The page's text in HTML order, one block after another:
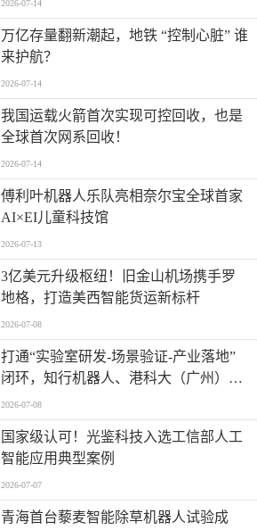
2026-07-14
万亿存量翻新潮起，地铁 “控制心脏” 谁
来护航？
2026-07-14
我国运载火箭首次实现可控回收，也是
全球首次网系回收！
2026-07-14
傅利叶机器人乐队亮相奈尔宝全球首家
AI×EI儿童科技馆
2026-07-13
​3亿美元升级枢纽！旧金山机场携手罗
地格，打造美西智能货运新标杆
2026-07-08
打通“实验室研发-场景验证-产业落地”
闭环，知行机器人、港科大（广州）、
北京粤电三方联合解锁城市服务机器人
规模化应用
2026-07-08
国家级认可！光鉴科技入选工信部人工
智能应用典型案例
2026-07-07
青海首台藜麦智能除草机器人试验成